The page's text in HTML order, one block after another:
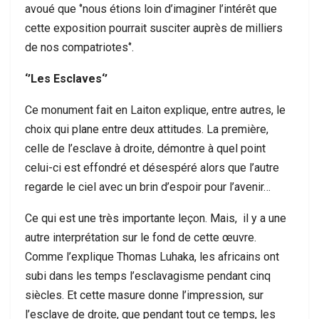
avoué que ‘’nous étions loin d’imaginer l’intérêt que
cette exposition pourrait susciter auprès de milliers
de nos compatriotes‘’.
‘’Les Esclaves‘’
Ce monument fait en Laiton explique, entre autres, le
choix qui plane entre deux attitudes. La première,
celle de l’esclave à droite, démontre à quel point
celui-ci est effondré et désespéré alors que l’autre
regarde le ciel avec un brin d’espoir pour l’avenir…
Ce qui est une très importante leçon. Mais, il y a une
autre interprétation sur le fond de cette œuvre.
Comme l’explique Thomas Luhaka, les africains ont
subi dans les temps l’esclavagisme pendant cinq
siècles. Et cette masure donne l’impression, sur
l’esclave de droite, que pendant tout ce temps, les